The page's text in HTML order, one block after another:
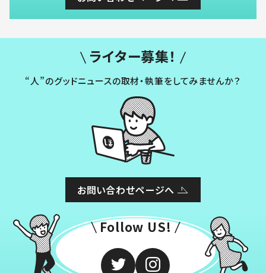
ライター募集！
“人”のグッドニュースの取材・執筆をしてみませんか？
お問い合わせページへ
Follow US!